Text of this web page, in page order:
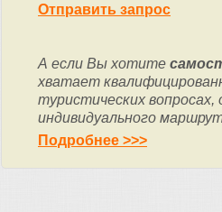
Отправить запрос
А если Вы хотите
хватает
туристических
индивидуального
Подробнее >>>